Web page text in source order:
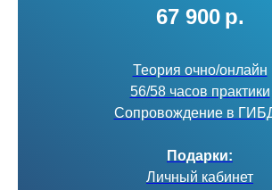
67 900 р.
Теория очно/онлайн
56/58 часов практики
Сопровождение в
Подарки:
Личный кабинет